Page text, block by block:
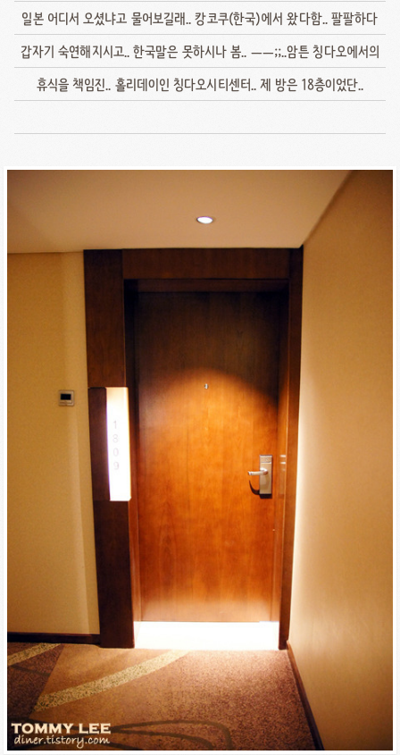
일본 어디서 오셨냐고 물어보길래.. 캉코쿠(한국)에서 왔다함.. 팔팔하다
갑자기 숙연해지시고.. 한국말은 못하시나 봄.. ㅡㅡ;;..암튼 칭다오에서의
휴식을 책임진.. 홀리데이인 칭다오시티센터.. 제 방은 18층이었단..